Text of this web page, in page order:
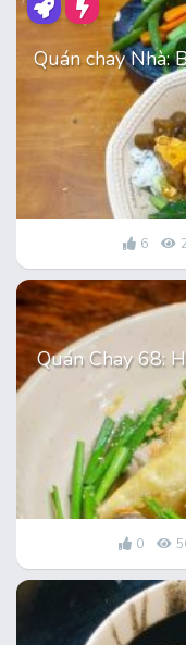
Quán chay Nhà:
6
Quán Chay 68:
0